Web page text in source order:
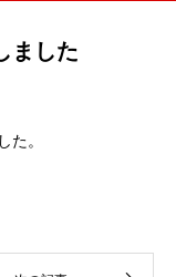
ました
。